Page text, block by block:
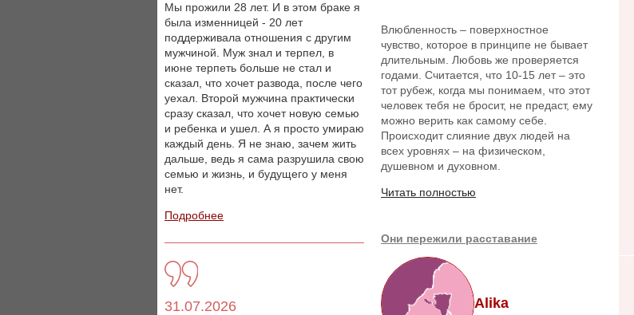
Влюбленность – поверхностное
чувство, которое в принципе не бывает
длительным. Любовь же проверяется
годами. Считается, что 10-15 лет – это
тот рубеж, когда мы понимаем, что этот
человек тебя не бросит, не предаст, ему
можно верить как самому себе.
Происходит слияние двух людей на
всех уровнях – на физическом,
душевном и духовном.
Читать полностью
Они пережили расставание
Alika
Мы прожили 28 лет. И в этом браке я
была изменницей - 20 лет
поддерживала отношения с другим
мужчиной. Муж знал и терпел, в
июне терпеть больше не стал и
сказал, что хочет развода, после чего
уехал. Второй мужчина практически
сразу сказал, что хочет новую семью
и ребенка и ушел. А я просто умираю
каждый день. Я не знаю, зачем жить
дальше, ведь я сама разрушила свою
семью и жизнь, и будущего у меня
нет.
Подробнее
31.07.2026